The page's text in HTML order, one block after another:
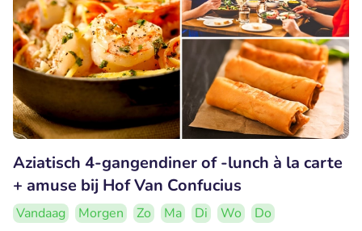
Aziatisch 4-gangendiner of -lunch à la carte
+ amuse bij Hof Van Confucius
Vandaag Morgen Zo Ma Di Wo
Do